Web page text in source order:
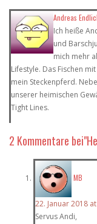
Andreas
Ich heiße
und
mich mehr
Lifestyle. Das Fischen
mein Steckenpferd.
unserer heimischen
Tight Lines.
2 Kommentare
MB
22. Januar 2018
Servus Andi,